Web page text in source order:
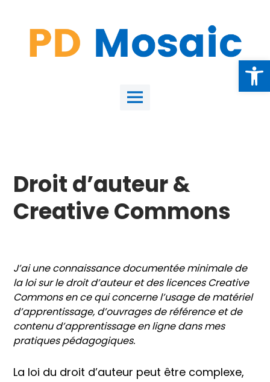
content
Main
Menu
Droit d’auteur &
Creative Commons
J’ai une connaissance documentée minimale de
la loi sur le droit d’auteur et des licences Creative
Commons en ce qui concerne l’usage de matériel
d’apprentissage, d’ouvrages de référence et de
contenu d’apprentissage en ligne dans mes
pratiques pédagogiques.
La loi du droit d’auteur peut être complexe,